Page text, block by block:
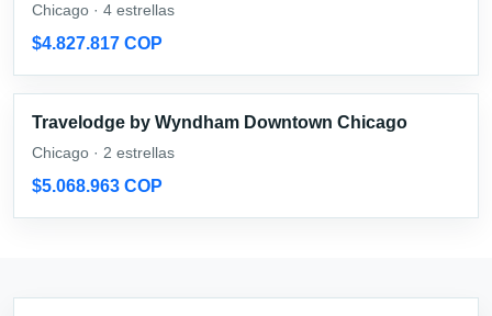
Chicago · 4 estrellas
$4.827.817 COP
Travelodge by Wyndham Downtown Chicago
Chicago · 2 estrellas
$5.068.963 COP